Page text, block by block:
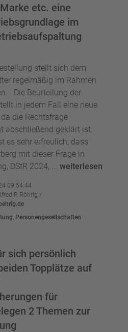
etc. eine
im
stellt sich dem
regelmäßig im Rahmen
Die Beurteilung der
in jedem Fall eine neue
die Rechtsfrage
abschließend geklärt ist.
es sehr erfreulich, dass
mit dieser Frage in
DStR 2024, ... weiterlesen
09:54:44
P. Röhrig /
, Personengesellschaften
sich persönlich
Topplätze auf
für
2 Themen zur